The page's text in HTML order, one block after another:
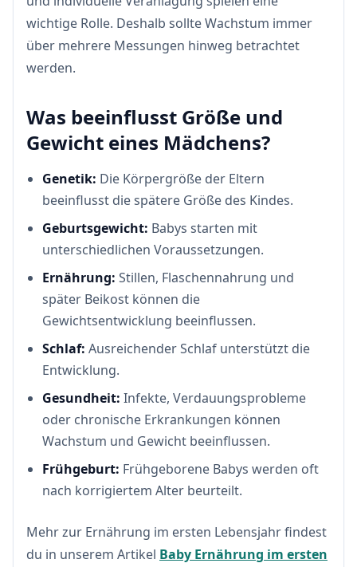
wichtige Rolle. Deshalb sollte Wachstum immer
über mehrere Messungen hinweg betrachtet
werden.
Was beeinflusst Größe und
Gewicht eines Mädchens?
Genetik: Die Körpergröße der Eltern
beeinflusst die spätere Größe des Kindes.
Geburtsgewicht: Babys starten mit
unterschiedlichen Voraussetzungen.
Ernährung: Stillen, Flaschennahrung und
später Beikost können die
Gewichtsentwicklung beeinflussen.
Schlaf: Ausreichender Schlaf unterstützt die
Entwicklung.
Gesundheit: Infekte, Verdauungsprobleme
oder chronische Erkrankungen können
Wachstum und Gewicht beeinflussen.
Frühgeburt: Frühgeborene Babys werden oft
nach korrigiertem Alter beurteilt.
Mehr zur Ernährung im ersten Lebensjahr findest
du in unserem Artikel Baby Ernährung im ersten